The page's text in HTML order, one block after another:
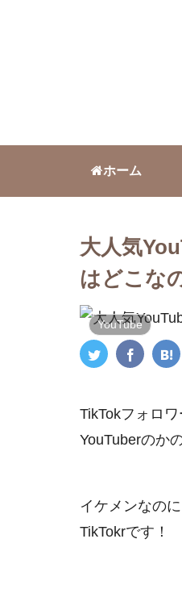
ホーム
大人気
はどこな
YouTube
TikTokフォロ
YouTuberのか
イケメンなの
TikTokrです！